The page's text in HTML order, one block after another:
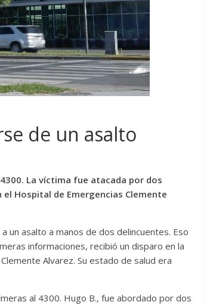
de un asalto
La víctima fue atacada por dos
Hospital de Emergencias Clemente
un asalto a manos de dos delincuentes. Eso
informaciones, recibió un disparo en la
Alvarez. Su estado de salud era
al 4300. Hugo B., fue abordado por dos